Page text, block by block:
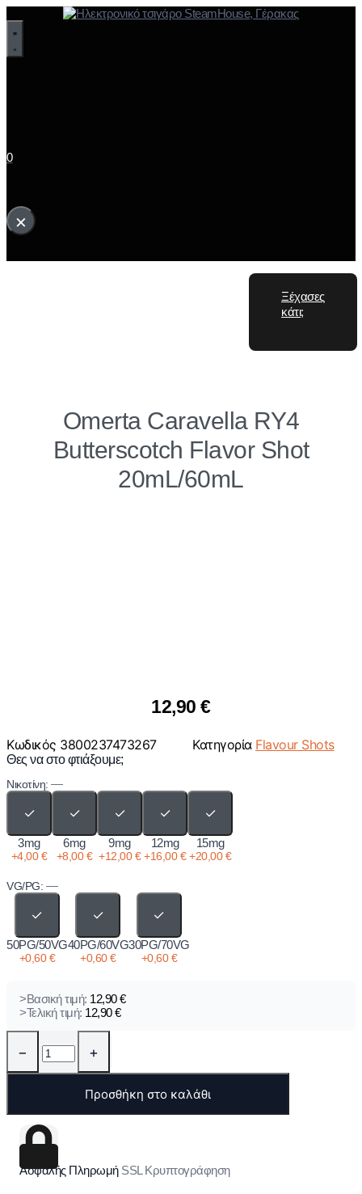
0
×
Ξέχασες
κάτι;
Omerta Caravella RY4
Butterscotch Flavor Shot
20mL/60mL
12,90€
Κωδικός 3800237473267 Κατηγορία Flavour Shots
Θες να στο φτιάξουμε;
Νικοτίνη: —
✓
3mg
+4,00€
✓
6mg
+8,00€
✓
9mg
+12,00€
✓
12mg
+16,00€
✓
15mg
+20,00€
VG/PG: —
✓
50PG/50VG
+0,60€
✓
40PG/60VG
+0,60€
✓
30PG/70VG
+0,60€
>Βασική τιμή: 12,90€
>Τελική τιμή: 12,90€
− +
Προσθήκη στο καλάθι
Ασφαλής Πληρωμή SSL Κρυπτογράφηση